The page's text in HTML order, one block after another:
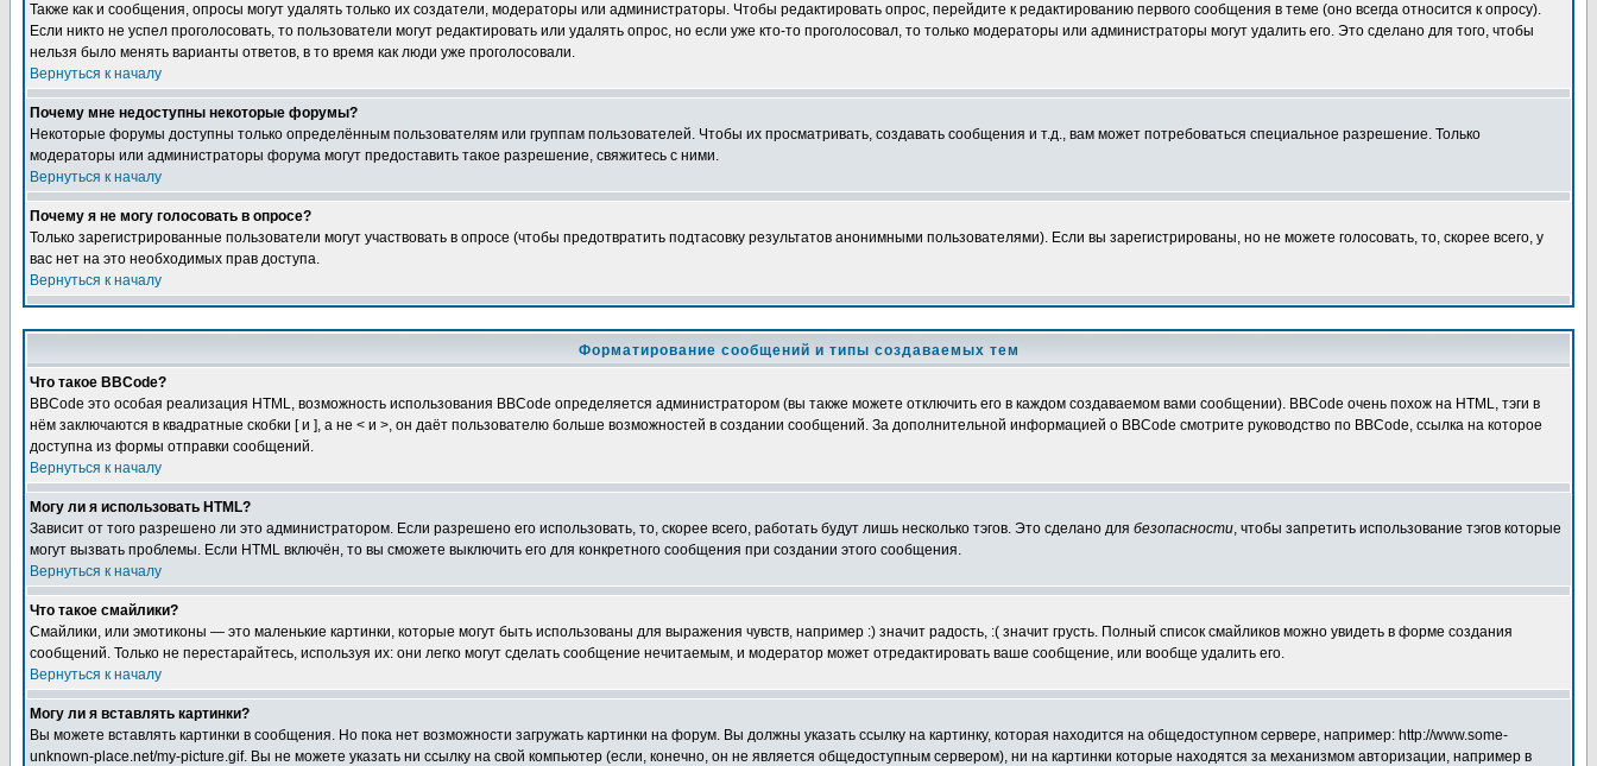
Также как и сообщения, опросы могут удалять только их создатели, модераторы или администраторы. Чтобы редактировать опрос, перейдите к редактированию первого сообщения в теме (оно всегда относится к опросу).
Если никто не успел проголосовать, то пользователи могут редактировать или удалять опрос, но если уже кто-то проголосовал, то только модераторы или администраторы могут удалить его. Это сделано для того, чтобы
нельзя было менять варианты ответов, в то время как люди уже проголосовали.
Вернуться к началу
Почему мне недоступны некоторые форумы?
Некоторые форумы доступны только определённым пользователям или группам пользователей. Чтобы их просматривать, создавать сообщения и т.д., вам может потребоваться специальное разрешение. Только
модераторы или администраторы форума могут предоставить такое разрешение, свяжитесь с ними.
Вернуться к началу
Почему я не могу голосовать в опросе?
Только зарегистрированные пользователи могут участвовать в опросе (чтобы предотвратить подтасовку результатов анонимными пользователями). Если вы зарегистрированы, но не можете голосовать, то, скорее всего, у
вас нет на это необходимых прав доступа.
Вернуться к началу
Форматирование сообщений и типы создаваемых тем
Что такое BBCode?
BBCode это особая реализация HTML, возможность использования BBCode определяется администратором (вы также можете отключить его в каждом создаваемом вами сообщении). BBCode очень похож на HTML, тэги в
нём заключаются в квадратные скобки [ и ], а не < и >, он даёт пользователю больше возможностей в создании сообщений. За дополнительной информацией о BBCode смотрите руководство по BBCode, ссылка на которое
доступна из формы отправки сообщений.
Вернуться к началу
Могу ли я использовать HTML?
Зависит от того разрешено ли это администратором. Если разрешено его использовать, то, скорее всего, работать будут лишь несколько тэгов. Это сделано для безопасности, чтобы запретить использование тэгов которые
могут вызвать проблемы. Если HTML включён, то вы сможете выключить его для конкретного сообщения при создании этого сообщения.
Вернуться к началу
Что такое смайлики?
Смайлики, или эмотиконы — это маленькие картинки, которые могут быть использованы для выражения чувств, например :) значит радость, :( значит грусть. Полный список смайликов можно увидеть в форме создания
сообщений. Только не перестарайтесь, используя их: они легко могут сделать сообщение нечитаемым, и модератор может отредактировать ваше сообщение, или вообще удалить его.
Вернуться к началу
Могу ли я вставлять картинки?
Вы можете вставлять картинки в сообщения. Но пока нет возможности загружать картинки на форум. Вы должны указать ссылку на картинку, которая находится на общедоступном сервере, например: http://www.some-
unknown-place.net/my-picture.gif. Вы не можете указать ни ссылку на свой компьютер (если, конечно, он не является общедоступным сервером), ни на картинки которые находятся за механизмом авторизации, например в